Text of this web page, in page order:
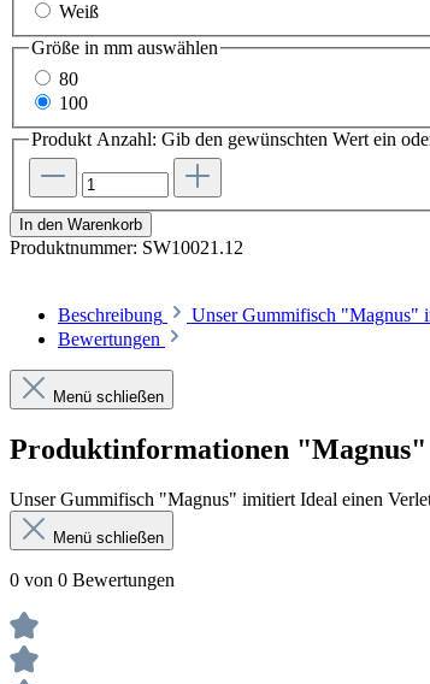
Weiß
Größe in mm auswählen
80
100
Produkt Anzahl: Gib den gewünschten Wert ein
In den Warenkorb
Produktnummer: SW10021.12
Beschreibung
Unser Gummifisch "Magnus"
Bewertungen
Menü schließen
Produktinformationen "Magnus"
Unser Gummifisch "Magnus" imitiert Ideal einen
Menü schließen
0 von 0 Bewertungen